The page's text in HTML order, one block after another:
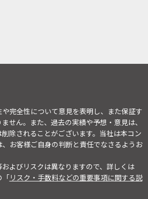
完全性について意見を表明し、また保証す
せん。また、過去の実績や予想・意見は、
除されることがございます。当社は本コン
お客様ご自身の判断と責任でなさるようお
よびリスクは異なりますので、詳しくは
「リスク・手数料などの重要事項に関する説